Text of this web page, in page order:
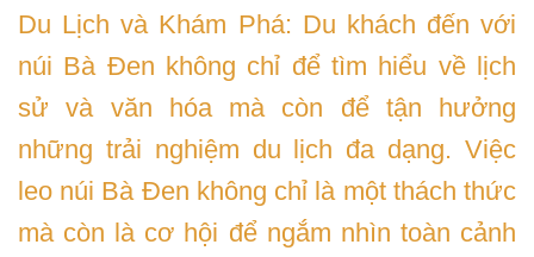
Du Lịch và Khám Phá: Du khách đến với
núi Bà Đen không chỉ để tìm hiểu về lịch
sử và văn hóa mà còn để tận hưởng
những trải nghiệm du lịch đa dạng. Việc
leo núi Bà Đen không chỉ là một thách thức
mà còn là cơ hội để ngắm nhìn toàn cảnh